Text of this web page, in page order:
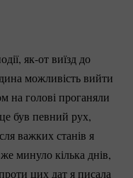
як-отвиїзд до
можливість вийти
на голові проганяли
був певний рух,
важких станів я
минуло кілька днів,
цих дат я писала